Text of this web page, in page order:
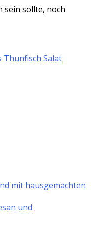
sein sollte, noch
Thunfisch Salat
mit hausgemachten
und